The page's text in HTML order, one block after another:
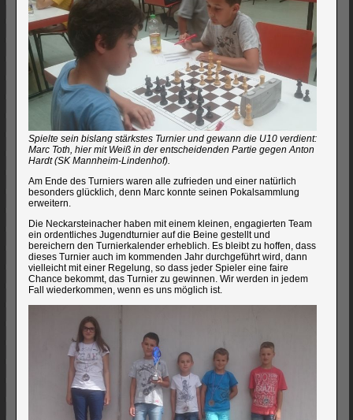
Spielte sein bislang stärkstes Turnier und gewann die U10 verdient:
Marc Toth, hier mit Weiß in der entscheidenden Partie gegen Anton
Hardt (SK Mannheim-Lindenhof).
Am Ende des Turniers waren alle zufrieden und einer natürlich
besonders glücklich, denn Marc konnte seinen Pokalsammlung
erweitern.
Die Neckarsteinacher haben mit einem kleinen, engagierten Team
ein ordentliches Jugendturnier auf die Beine gestellt und
bereichern den Turnierkalender erheblich. Es bleibt zu hoffen, dass
dieses Turnier auch im kommenden Jahr durchgeführt wird, dann
vielleicht mit einer Regelung, so dass jeder Spieler eine faire
Chance bekommt, das Turnier zu gewinnen. Wir werden in jedem
Fall wiederkommen, wenn es uns möglich ist.